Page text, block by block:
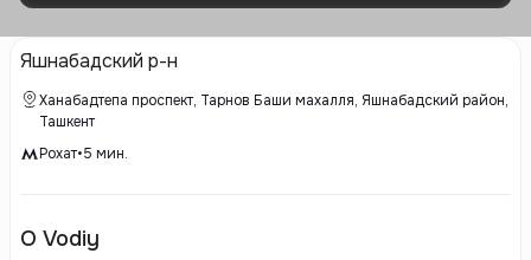
Яшнабадский р-н
Ханабадтепа проспект, Тарнов Баши махалля, Яшнабадский район,
Ташкент
Рохат•5 мин.
О Vodiy